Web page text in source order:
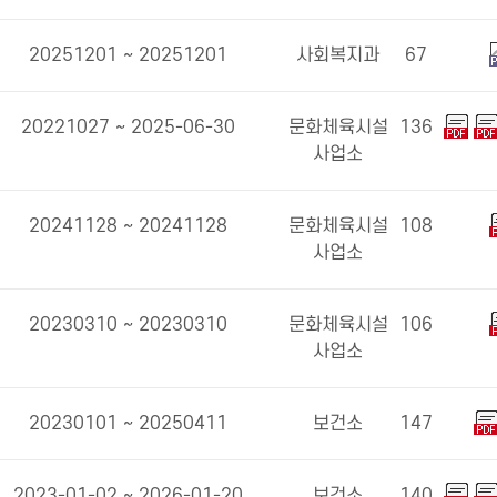
20251201 ~ 20251201 사회복지과 67
20221027 ~ 2025-06-30
문화체육시설
사업소
136
20241128 ~ 20241128
문화체육시설
사업소
108
20230310 ~ 20230310
문화체육시설
사업소
106
20230101 ~ 20250411 보건소 147